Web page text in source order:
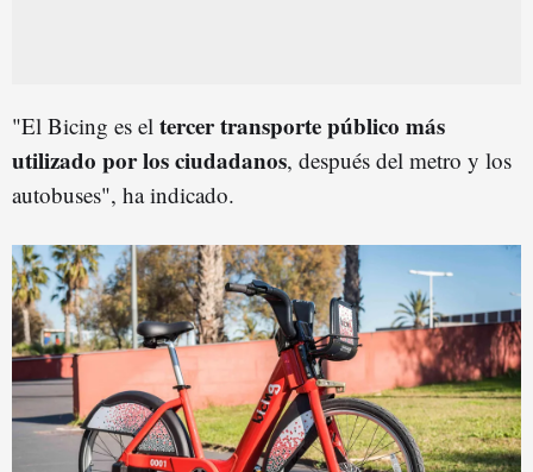
"El Bicing es el tercer transporte público más
utilizado por los ciudadanos, después del metro y los
autobuses", ha indicado.